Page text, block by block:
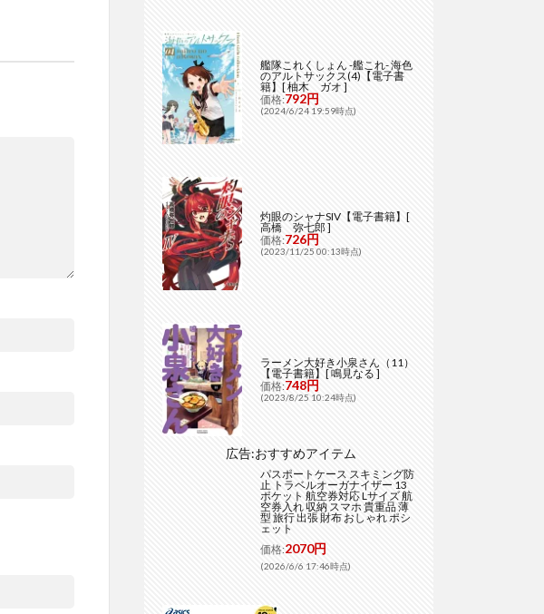
艦隊これくしょん -艦これ- 海色
のアルトサックス(4)【電子書
籍】[ 柚木 ガオ ]
価格:792円
(2024/6/24 19:59時点)
灼眼のシャナSIV【電子書籍】[
高橋 弥七郎 ]
価格:726円
(2023/11/25 00:13時点)
ラーメン大好き小泉さん（11）
【電子書籍】[ 鳴見なる ]
価格:748円
(2023/8/25 10:24時点)
広告:おすすめアイテム
パスポートケース スキミング防
止 トラベルオーガナイザー 13
ポケット 航空券対応 Lサイズ 航
空券入れ 収納 スマホ 貴重品 薄
型 旅行 出張 財布 おしゃれ ポシ
ェット
価格:2070円
(2026/6/6 17:46時点)